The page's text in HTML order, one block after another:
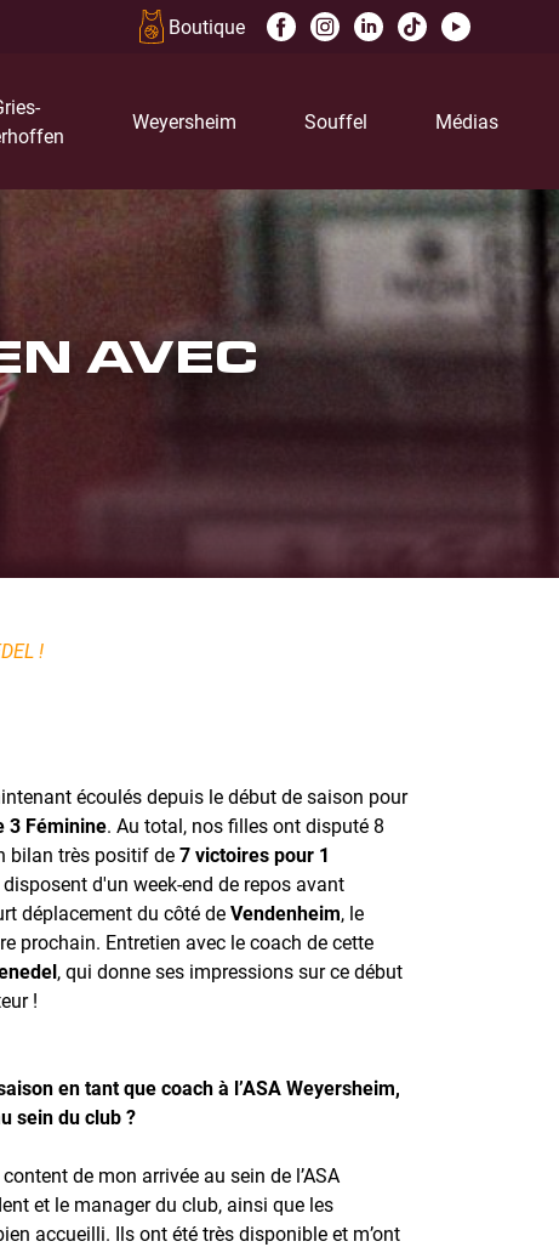
Boutique
Weyersheim Souffel Médias
AVEC
!
écoulés depuis le début de saison pour
3 Féminine. Au total, nos filles ont disputé 8
bilan très positif de7 victoires pour 1
d'un week-end de repos avant
déplacement du côté deVendenheim, le
prochain. Entretien avec le coach de cette
, qui donne ses impressions sur ce début
!
en tant que coach à l’ASA Weyersheim,
sein du club ?
de mon arrivée au sein de l’ASA
et le manager du club, ainsi que les
accueilli. Ils ont été très disponible et m’ont